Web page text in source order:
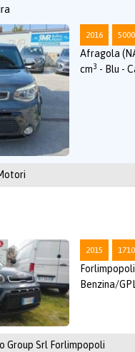
2016
Afragola
cm3 - Blu -
2015
Benzina/
Group Srl Forlimpopoli